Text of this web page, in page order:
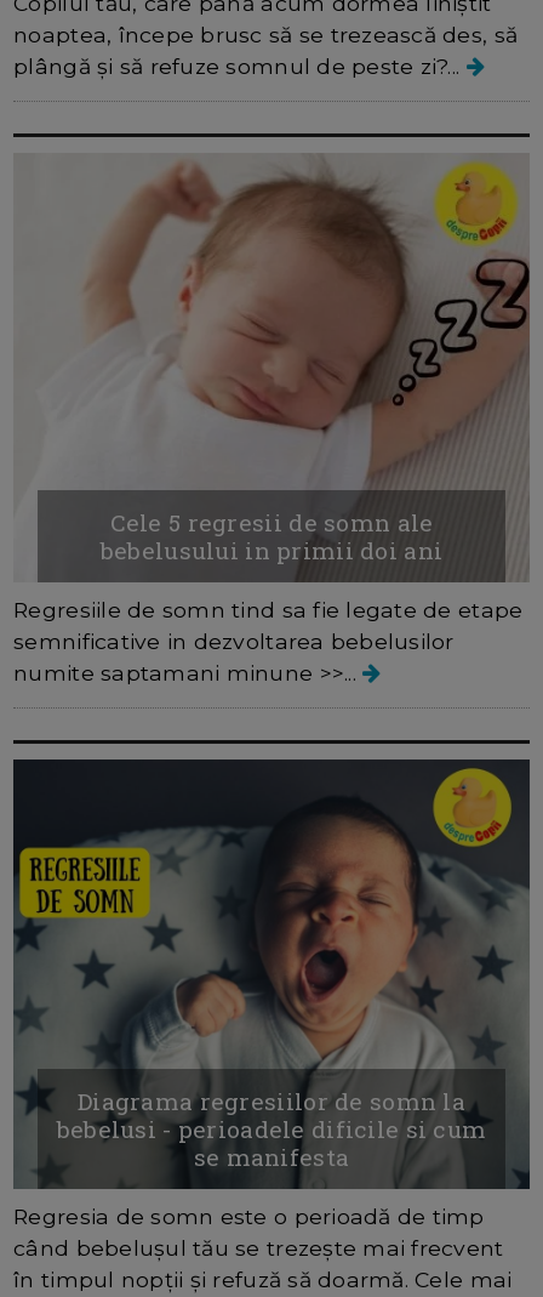
noaptea, începe brusc să se trezească des, să
plângă și să refuze somnul de peste zi?...
Cele 5 regresii de somn ale
bebelusului in primii doi ani
Regresiile de somn tind sa fie legate de etape
semnificative in dezvoltarea bebelusilor
numite saptamani minune >>...
Diagrama regresiilor de somn la
bebelusi - perioadele dificile si cum
se manifesta
Regresia de somn este o perioadă de timp
când bebelușul tău se trezește mai frecvent
în timpul nopții și refuză să doarmă. Cele mai